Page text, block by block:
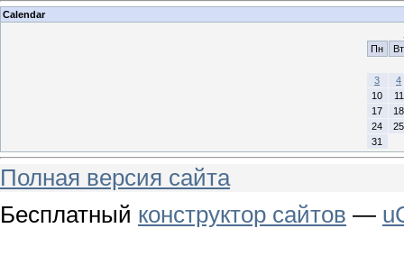
Calendar
Пн
Вт
3
4
10
11
17
18
24
25
31
Полная версия сайта
Бесплатный конструктор сайтов —